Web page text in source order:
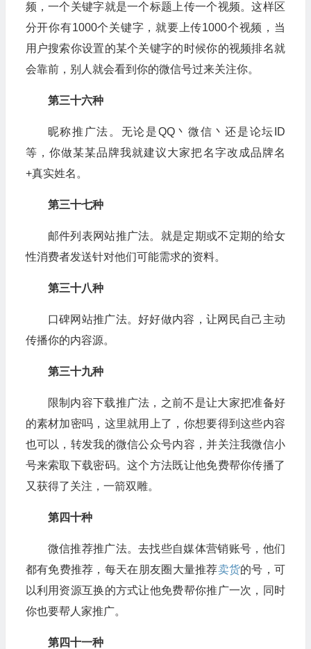
频，一个关键字就是一个标题上传一个视频。这样区
分开你有1000个关键字，就要上传1000个视频，当
用户搜索你设置的某个关键字的时候你的视频排名就
会靠前，别人就会看到你的微信号过来关注你。
第三十六种
昵称推广法。无论是QQ丶微信丶还是论坛ID
等，你做某某品牌我就建议大家把名字改成品牌名
+真实姓名。
第三十七种
邮件列表网站推广法。就是定期或不定期的给女
性消费者发送针对他们可能需求的资料。
第三十八种
口碑网站推广法。好好做内容，让网民自己主动
传播你的内容源。
第三十九种
限制内容下载推广法，之前不是让大家把准备好
的素材加密吗，这里就用上了，你想要得到这些内容
也可以，转发我的微信公众号内容，并关注我微信小
号来索取下载密码。这个方法既让他免费帮你传播了
又获得了关注，一箭双雕。
第四十种
微信推荐推广法。去找些自媒体营销账号，他们
都有免费推荐，每天在朋友圈大量推荐卖货的号，可
以利用资源互换的方式让他免费帮你推广一次，同时
你也要帮人家推广。
第四十一种